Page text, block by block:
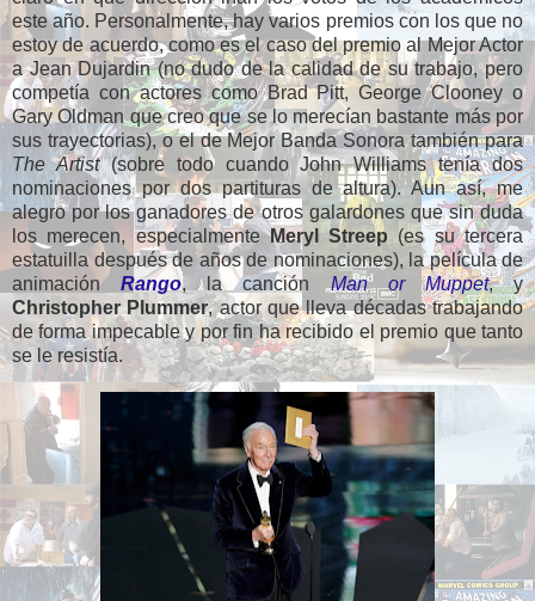
este año. Personalmente, hay varios premios con los que no
estoy de acuerdo, como es el caso del premio al Mejor Actor
a Jean Dujardin (no dudo de la calidad de su trabajo, pero
competía con actores como Brad Pitt, George Clooney o
Gary Oldman que creo que se lo merecían bastante más por
sus trayectorias), o el de Mejor Banda Sonora también para
The Artist(sobre todo cuando John Williams tenía dos
nominaciones por dos partituras de altura). Aun así, me
alegro por los ganadores de otros galardones que sin duda
los merecen, especialmenteMeryl Streep (es su tercera
estatuilla después de años de nominaciones), la película de
animaciónRango, la canciónMan or Muppet, y
Christopher Plummer, actor que lleva décadas trabajando
de forma impecable y por fin ha recibido el premio que tanto
se le resistía.